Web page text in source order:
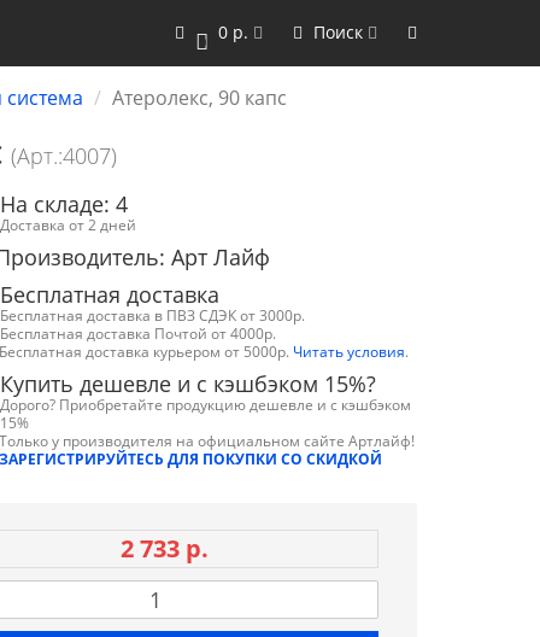
0 0 р. Поиск
система Атеролекс, 90 капс
(Арт.:4007)
На складе: 4
Доставка от 2 дней
Арт Лайф
Бесплатная доставка
Бесплатная доставка в ПВЗ СДЭК от 3000р.
Бесплатная доставка Почтой от 4000р.
Бесплатная доставка курьером от 5000р. Читать условия.
Купить дешевле и с кэшбэком 15%?
Дорого? Приобретайте продукцию дешевле и с кэшбэком
15%
Только у производителя на официальном сайте Артлайф!
ЗАРЕГИСТРИРУЙТЕСЬ ДЛЯ ПОКУПКИ СО СКИДКОЙ
2 733 р.